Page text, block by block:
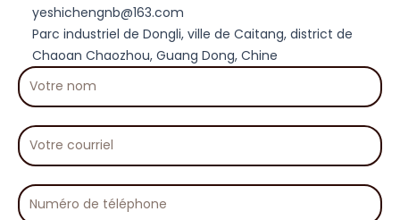
yeshichengnb@163.com
Parc industriel de Dongli, ville de Caitang, district de
Chaoan Chaozhou, Guang Dong, Chine
Votre
nom
Votre
courriel
Numéro
de